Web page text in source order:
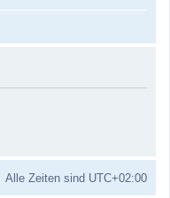
Alle Zeiten sind UTC+02:00